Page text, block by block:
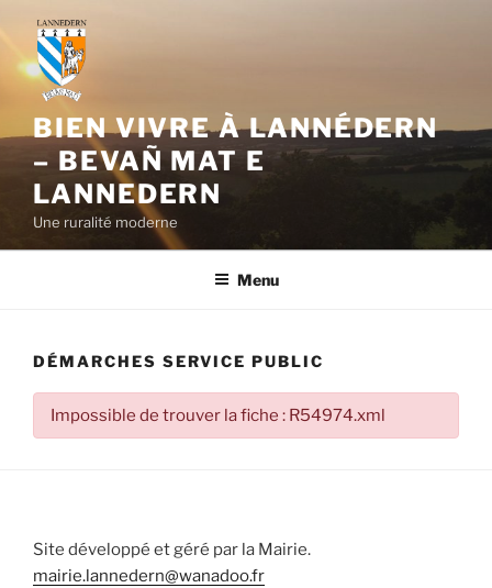
contenu
principal
BIEN VIVRE À LANNÉDERN
– BEVAÑ MAT E
LANNEDERN
Une ruralité moderne
Menu
DÉMARCHES SERVICE PUBLIC
Impossible de trouver la fiche : R54974.xml
Site développé et géré par la Mairie.
mairie.lannedern@wanadoo.fr